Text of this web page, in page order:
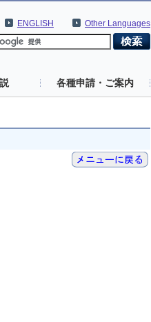
Other Languages
ENGLISH
各種申請・ご案内